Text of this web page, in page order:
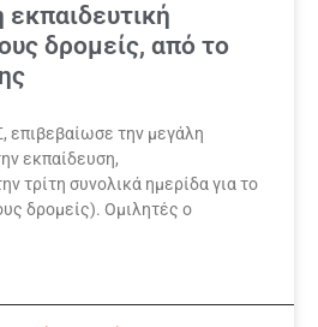
δρομείς, από το
την μεγάλη
εκπαίδευση,
τρίτη συνολικά ημερίδα για το
δρομείς). Ομιλητές ο